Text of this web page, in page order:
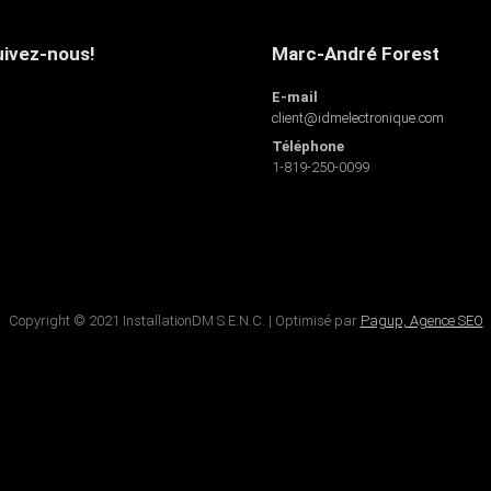
nous! Marc-André Forest
E-mail
client@idmelectronique.com
Téléphone
1-819-250-0099
Copyright © 2021 InstallationDM S.E.N.C. | Optimisé par Pagup, Agence SEO